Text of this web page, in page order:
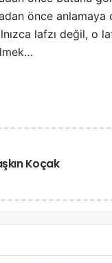
önce anlamaya
lafzı değil, o
Koçak